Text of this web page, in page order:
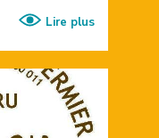
Lire plus